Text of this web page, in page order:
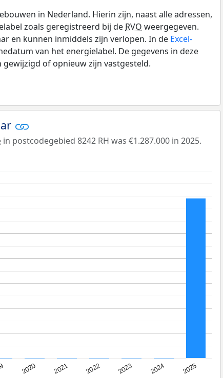
in Nederland. Hierin zijn, naast alle adressen,
zoals geregistreerd bij de RVO weergegeven.
en kunnen inmiddels zijn verlopen. In de Excel-
van het energielabel. De gegevens in deze
of opnieuw zijn vastgesteld.
in postcodegebied 8242 RH was €1.287.000 in 2025.
2020 2021 2022 2023 2024 2025